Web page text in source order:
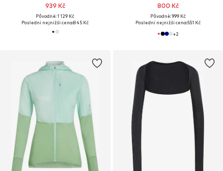
939 Kč
Původně: 1 129 Kč
Poslední nejnižší cena:845 Kč
800 Kč
Původně: 999 Kč
Poslední nejnižší cena:551 Kč
+2